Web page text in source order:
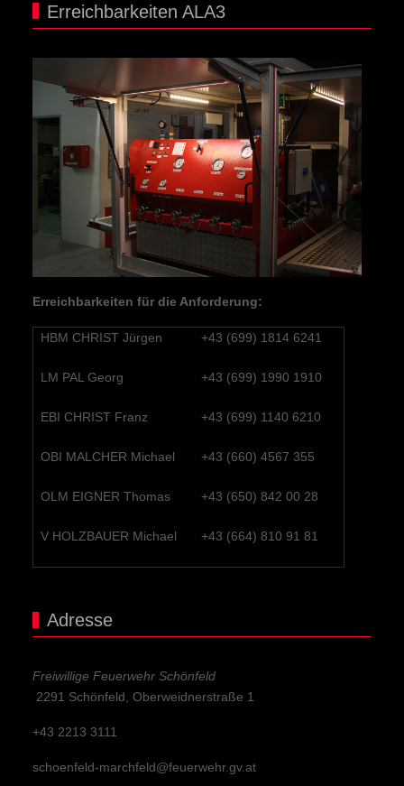
Erreichbarkeiten ALA3
Erreichbarkeiten für die Anforderung:
HBM CHRIST Jürgen +43 (699) 1814 6241
LM PAL Georg +43 (699) 1990 1910
EBI CHRIST Franz +43 (699) 1140 6210
OBI MALCHER Michael +43 (660) 4567 355
OLM EIGNER Thomas +43 (650) 842 00 28
V HOLZBAUER Michael +43 (664) 810 91 81
Adresse
Freiwillige Feuerwehr Schönfeld
2291 Schönfeld, Oberweidnerstraße 1
+43 2213 3111
schoenfeld-marchfeld@feuerwehr.gv.at